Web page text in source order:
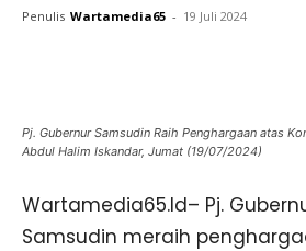
Penulis Wartamedia65 - 19 Juli 2024
Pj. Gubernur Samsudin Raih Penghargaan atas
Abdul Halim Iskandar, Jumat (19/07/2024)
Wartamedia65.Id– Pj.
Samsudin meraih